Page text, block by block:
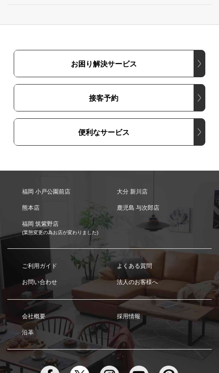
お困り解決サービス
接客予約
便利なサービス
福岡 小戸公園前店 大分 新川店
熊本店 鹿児島 与次郎店
福岡 筑紫野店
(業態変更の為お店が変わりました)
ご利用ガイド よくある質問
お問い合わせ 法人のお客様へ
会社概要 採用情報
沿革